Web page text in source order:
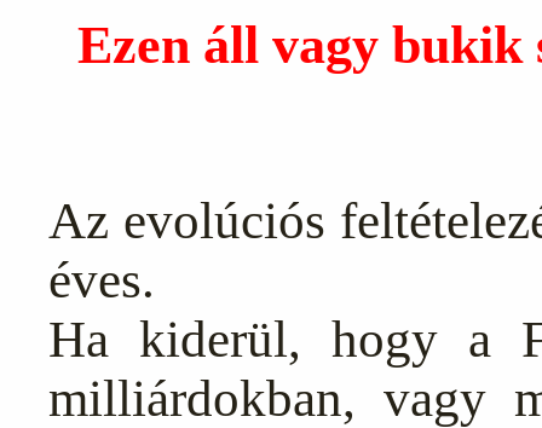
Ezen áll vagy bukik
Az evolúciós
éves.
Ha kiderül, hogy a
milliárdokban, vagy